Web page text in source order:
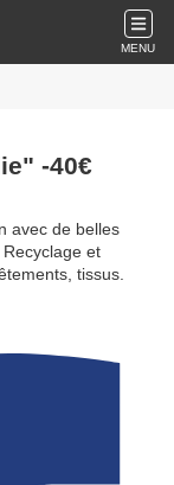
MENU
-40€
avec de belles
et
tissus.